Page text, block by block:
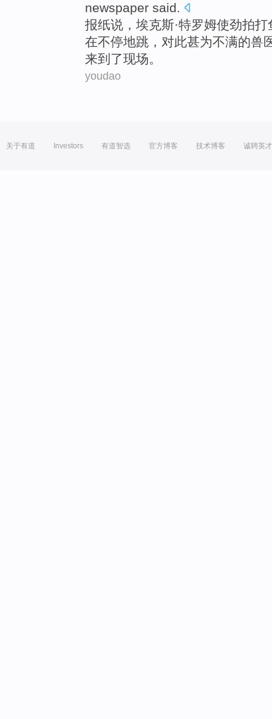
newspaper said.
报纸说，埃克斯·特罗姆使劲拍打
在不停地跳 ， 对此甚为不满的兽
来到了现场。
youdao
关于有道 Investors 有道智选 官方博客 技术博客 诚聘英才